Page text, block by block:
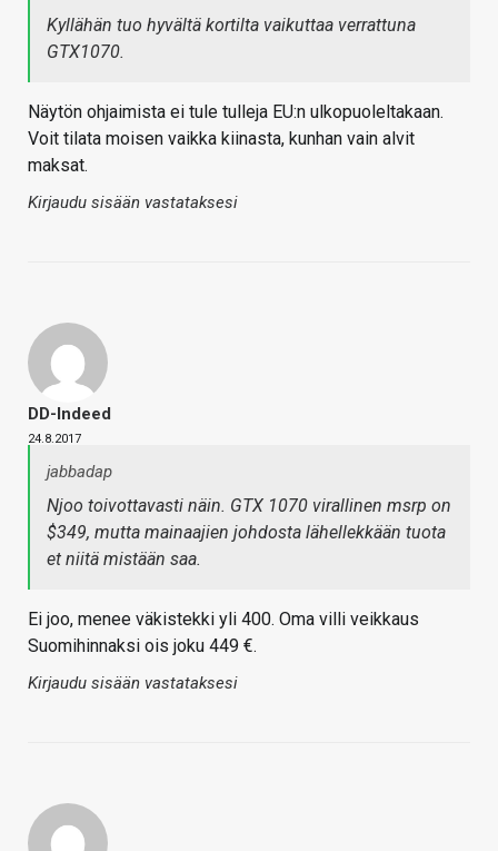
Kyllähän tuo hyvältä kortilta vaikuttaa verrattuna
GTX1070.
Näytön ohjaimista ei tule tulleja EU:n ulkopuoleltakaan.
Voit tilata moisen vaikka kiinasta, kunhan vain alvit
maksat.
Kirjaudu sisään vastataksesi
DD-Indeed
24.8.2017
jabbadap
Njoo toivottavasti näin. GTX 1070 virallinen msrp on
$349, mutta mainaajien johdosta lähellekkään tuota
et niitä mistään saa.
Ei joo, menee väkistekki yli 400. Oma villi veikkaus
Suomihinnaksi ois joku 449 €.
Kirjaudu sisään vastataksesi